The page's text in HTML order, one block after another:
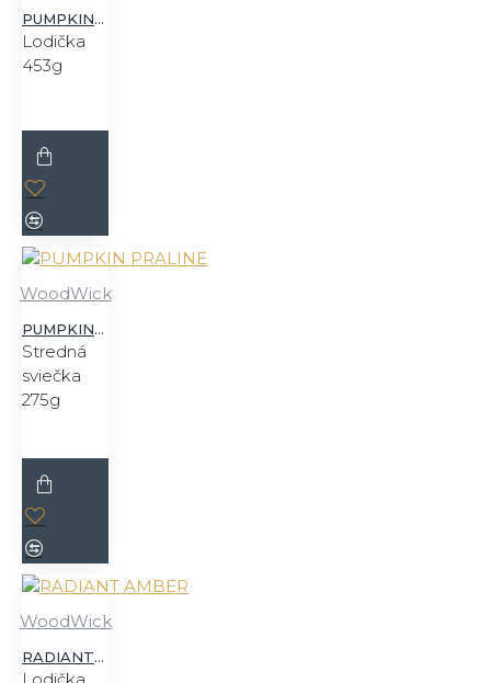
PUMPKIN PRALINE
Lodička
453g
WoodWick
PUMPKIN PRALINE
Stredná
sviečka
275g
WoodWick
RADIANT AMBER